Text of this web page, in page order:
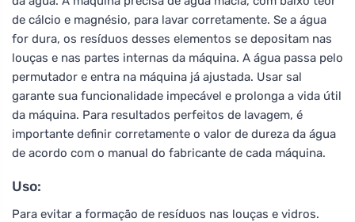
de cálcio e magnésio, para lavar corretamente. Se a água
for dura, os resíduos desses elementos se depositam nas
louças e nas partes internas da máquina. A água passa pelo
permutador e entra na máquina já ajustada. Usar sal
garante sua funcionalidade impecável e prolonga a vida útil
da máquina. Para resultados perfeitos de lavagem, é
importante definir corretamente o valor de dureza da água
de acordo com o manual do fabricante de cada máquina.
Uso:
Para evitar a formação de resíduos nas louças e vidros.